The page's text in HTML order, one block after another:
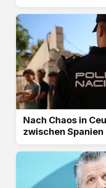
Nach Chaos in
zwischen Spanien